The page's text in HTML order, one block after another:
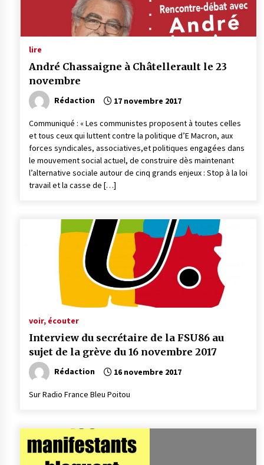
lire
André Chassaigne à Châtellerault le 23
novembre
Rédaction 17 novembre 2017
Communiqué : « Les communistes proposent à toutes celles
et tous ceux qui luttent contre la politique d’E Macron, aux
forces syndicales, associatives,et politiques engagées dans
le mouvement social actuel, de construire dès maintenant
l’alternative sociale autour de cinq grands enjeux : Stop à la loi
travail et la casse de […]
voir, écouter
Interview du secrétaire de la FSU86 au
sujet de la grève du 16 novembre 2017
Rédaction 16 novembre 2017
Sur Radio France Bleu Poitou